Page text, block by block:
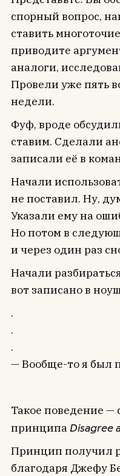
спорный вопрос,
ставить
приводите
аналоги,
Провели уже пять
недели.
Фуф, вроде
ставим. Сделали
записали её в
Начали
не поставил. Ну,
Указали ему на
Но потом в
и через один раз
Начали
вот записано в
.
.
.
— Вообще-то я был
Такое поведение —
принципа Disagree
Принцип получил
благодаря Джефу